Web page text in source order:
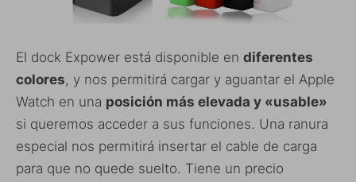
El dock Expower está disponible en diferentes
colores, y nos permitirá cargar y aguantar el Apple
Watch en una posición más elevada y «usable»
si queremos acceder a sus funciones. Una ranura
especial nos permitirá insertar el cable de carga
para que no quede suelto. Tiene un precio